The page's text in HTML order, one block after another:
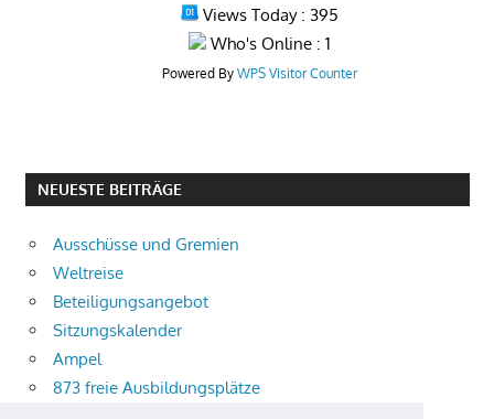
Views Today : 395
Who's Online : 1
Powered By WPS Visitor Counter
NEUESTE BEITRÄGE
Ausschüsse und Gremien
Weltreise
Beteiligungsangebot
Sitzungskalender
Ampel
873 freie Ausbildungsplätze